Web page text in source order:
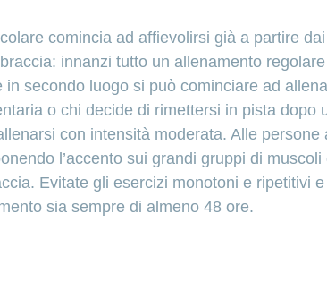
comincia ad affievolirsi già a partire
innanzi tutto un allenamento
secondo luogo si può cominciare ad
o chi decide di rimettersi in pista dopo
con intensità moderata. Alle
l’accento sui grandi gruppi di
Evitate gli esercizi monotoni e ripetitivi
sia sempre di almeno 48 ore.